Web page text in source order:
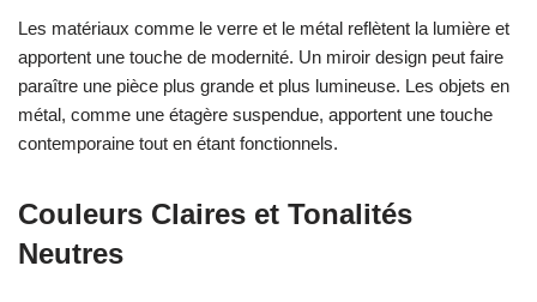
Les matériaux comme le verre et le métal reflètent la lumière et
apportent une touche de modernité. Un miroir design peut faire
paraître une pièce plus grande et plus lumineuse. Les objets en
métal, comme une étagère suspendue, apportent une touche
contemporaine tout en étant fonctionnels.
Couleurs Claires et Tonalités
Neutres